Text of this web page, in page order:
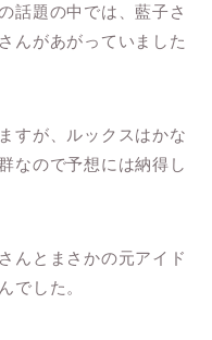
話題の中では、藍子さ
んがあがっていました
すが、ルックスはかな
なので予想には納得し
んとまさかの元アイド
でした。